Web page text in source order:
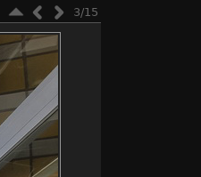
3/15